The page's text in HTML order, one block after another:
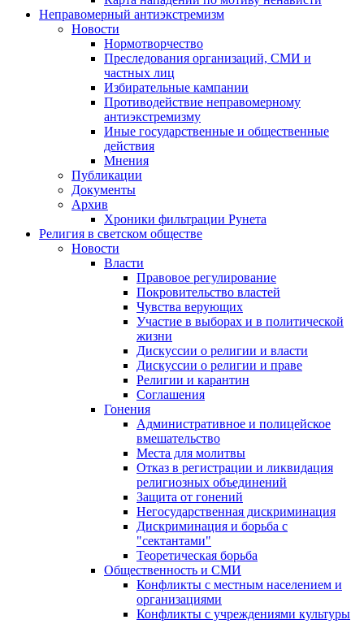
Неправомерный антиэкстремизм
Новости
Нормотворчество
Преследования организаций, СМИ и
частных лиц
Избирательные кампании
Противодействие неправомерному
антиэкстремизму
Иные государственные и общественные
действия
Мнения
Публикации
Документы
Архив
Хроники фильтрации Рунета
Религия в светском обществе
Новости
Власти
Правовое регулирование
Покровительство властей
Чувства верующих
Участие в выборах и в политической
жизни
Дискуссии о религии и власти
Дискуссии о религии и праве
Религии и карантин
Соглашения
Гонения
Административное и полицейское
вмешательство
Места для молитвы
Отказ в регистрации и ликвидация
религиозных объединений
Защита от гонений
Негосударственная дискриминация
Дискриминация и борьба с
"сектантами"
Теоретическая борьба
Общественность и СМИ
Конфликты с местным населением и
организациями
Конфликты с учреждениями культуры